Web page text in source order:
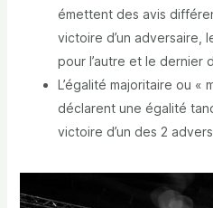
émettent des avis
victoire d’un adversaire,
pour l’autre et le dernier
L’égalité majoritaire ou «
déclarent une égalité
victoire d’un des 2